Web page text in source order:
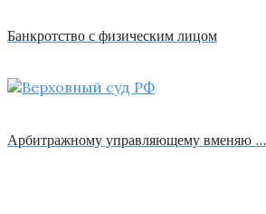
Банкротство с физическим лицом
Арбитражному управляющему вменяю …